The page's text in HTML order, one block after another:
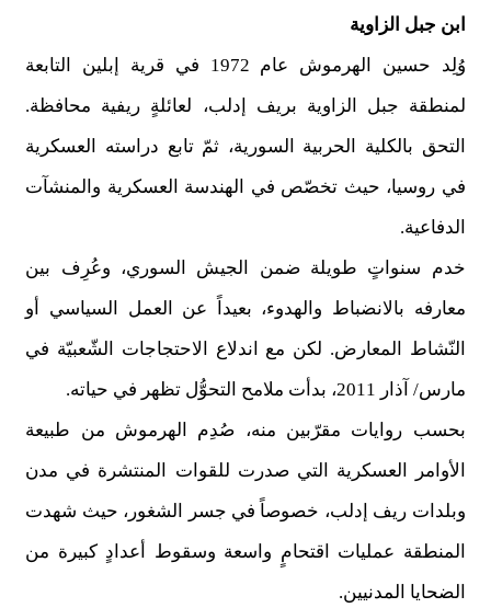
ابن جبل الزاوية
وُلِد حسين الهرموش عام 1972 في قرية إبلين التابعة
لمنطقة جبل الزاوية بريف إدلب، لعائلةٍ ريفية محافظة.
التحق بالكلية الحربية السورية، ثمّ تابع دراسته العسكرية
في روسيا، حيث تخصّص في الهندسة العسكرية والمنشآت
الدفاعية.
خدم سنواتٍ طويلة ضمن الجيش السوري، وعُرِف بين
معارفه بالانضباط والهدوء، بعيداً عن العمل السياسي أو
النّشاط المعارض. لكن مع اندلاع الاحتجاجات الشّعبيّة في
مارس/ آذار 2011، بدأت ملامح التحوُّل تظهر في حياته
.
بحسب روايات مقرّبين منه، صُدِم الهرموش من طبيعة
الأوامر العسكرية التي صدرت للقوات المنتشرة في مدن
وبلدات ريف إدلب، خصوصاً في جسر الشغور، حيث شهدت
المنطقة عمليات اقتحامٍ واسعة وسقوط أعدادٍ كبيرة من
الضحايا المدنيين.